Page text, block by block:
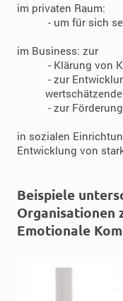
im privaten Raum:
- um für sich
im Business: zur
- Klärung von
- zur
- zur
in sozialen
Entwicklung von
Beispiele
Organisationen
Emotionale